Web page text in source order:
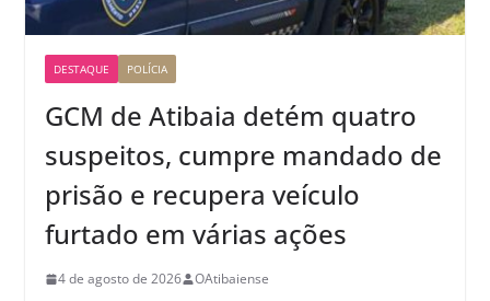
DESTAQUE POLÍCIA
GCM de Atibaia detém quatro
suspeitos, cumpre mandado de
prisão e recupera veículo
furtado em várias ações
4 de agosto de 2026 OAtibaiense